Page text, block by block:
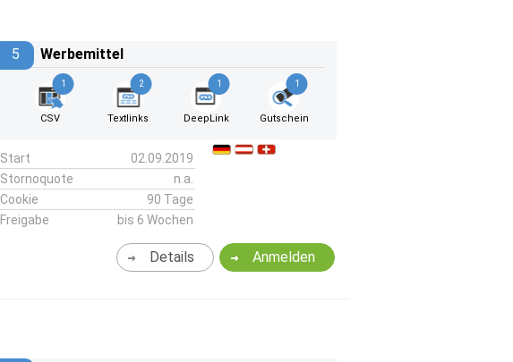
5 Werbemittel
1
CSV
2
Textlinks
1
DeepLink
1
Gutschein
Start
02.09.2019
Stornoquote
n.a.
Cookie
90 Tage
Freigabe
bis 6 Wochen
Anmelden
Details